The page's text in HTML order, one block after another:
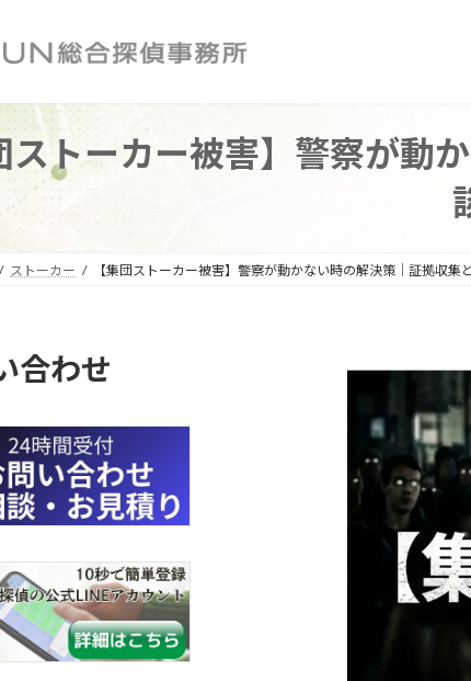
ストーカー被害】警察が動
ストーカー 【集団ストーカー被害】警察が動かない時の解決策｜証拠収集
合わせ